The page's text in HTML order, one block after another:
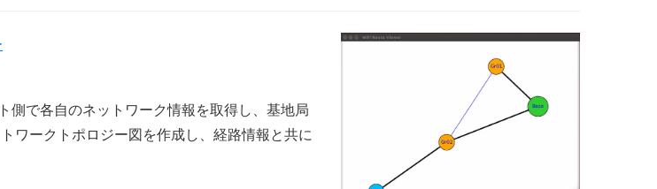
側で各自のネットワーク情報を取得し、基地局
ワークトポロジー図を作成し、経路情報と共に